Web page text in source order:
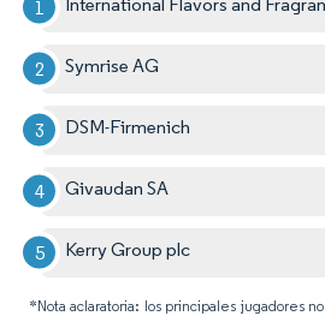
Symrise AG
DSM-Firmenich
Givaudan SA
Kerry Group plc
*Nota aclaratoria: los principales jugadores